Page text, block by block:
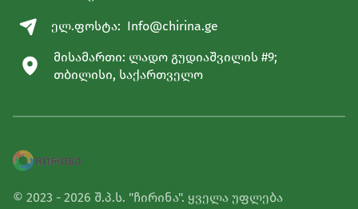
ელ.ფოსტა: Info@chirina.ge
მისამართი: ლადო გუდიაშვილის #9;
თბილისი, საქართველო
© 2023 - 2026 შ.პ.ს. "ჩირინა". ყველა უფლება